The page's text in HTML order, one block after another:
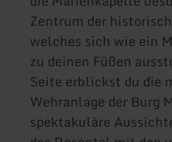
Zentrum der
welches sich wie ein
zu deinen Füßen
Seite erblickst du die
Wehranlage der Burg
spektakuläre